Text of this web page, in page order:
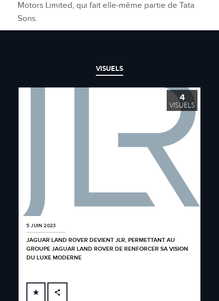
Motors Limited, qui fait elle‑même partie de Tata
Sons.
VISUELS
4
VISUELS
5 JUIN 2023
JAGUAR LAND ROVER DEVIENT JLR, PERMETTANT AU
GROUPE JAGUAR LAND ROVER DE RENFORCER SA VISION
DU LUXE MODERNE